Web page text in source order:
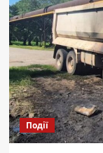
Події